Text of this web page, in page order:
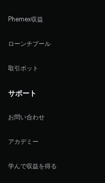
Phemex収益
ローンチプール
取引ボット
サポート
お問い合わせ
アカデミー
学んで収益を得る